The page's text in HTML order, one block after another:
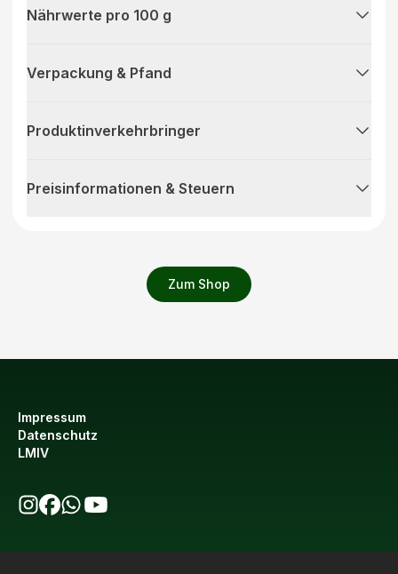
Zum Shop
Nährwerte pro 100 g
Verpackung & Pfand
Produktinverkehrbringer
Preisinformationen & Steuern
Impressum
Datenschutz
LMIV